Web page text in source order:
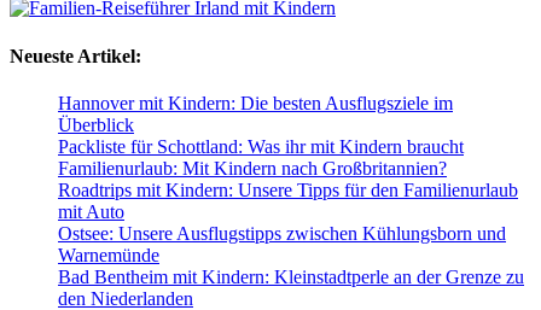
Neueste Artikel:
Hannover mit Kindern: Die besten Ausflugsziele im
Überblick
Packliste für Schottland: Was ihr mit Kindern braucht
Familienurlaub: Mit Kindern nach Großbritannien?
Roadtrips mit Kindern: Unsere Tipps für den Familienurlaub
mit Auto
Ostsee: Unsere Ausflugstipps zwischen Kühlungsborn und
Warnemünde
Bad Bentheim mit Kindern: Kleinstadtperle an der Grenze zu
den Niederlanden